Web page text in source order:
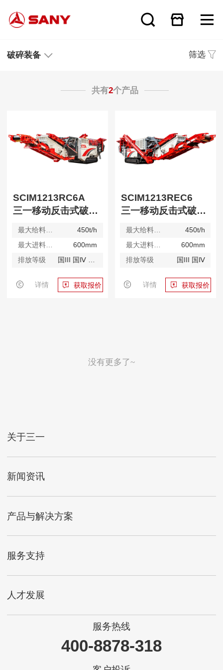
破碎装备 筛选
共有2个产品
SCIM1213RC6A
三一移动反击式破碎站（柴油版）
最大给料能力
450t/h
最大进料尺寸
600mm
排放等级
详情 获取报价
SCIM1213REC6
三一移动反击式破碎站（电动版）
最大给料能力
450t/h
最大进料尺寸
600mm
排放等级
国III 国Ⅳ
详情 获取报价
没有更多了~
关于三一
新闻资讯
产品与解决方案
服务支持
人才发展
服务热线
400-8878-318